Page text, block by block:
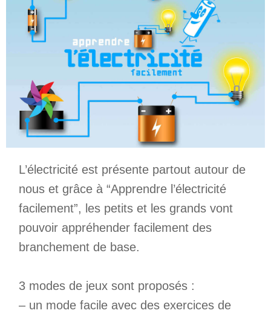
L’électricité est présente partout autour de
nous et grâce à “Apprendre l’électricité
facilement”, les petits et les grands vont
pouvoir appréhender facilement des
branchement de base.
3 modes de jeux sont proposés :
– un mode facile avec des exercices de